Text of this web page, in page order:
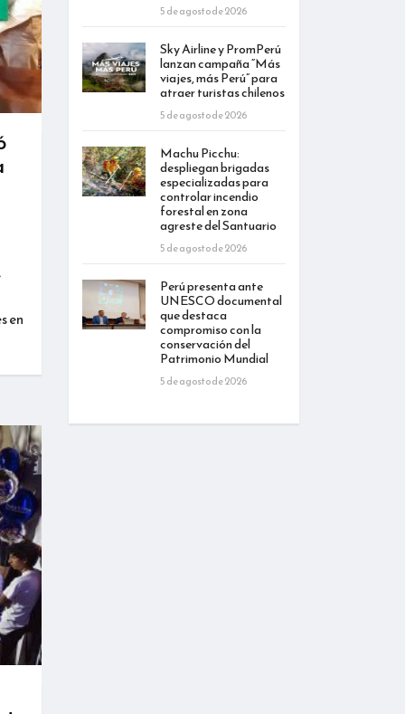
en
5 de agosto de 2026
Sky Airline y PromPerú
lanzan campaña “Más
viajes, más Perú” para
atraer turistas chilenos
5 de agosto de 2026
Machu Picchu:
despliegan brigadas
especializadas para
controlar incendio
forestal en zona
agreste del Santuario
5 de agosto de 2026
Perú presenta ante
UNESCO documental
que destaca
compromiso con la
conservación del
Patrimonio Mundial
5 de agosto de 2026